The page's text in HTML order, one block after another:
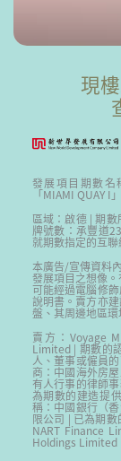
現
發展項目期數名
「MIAMI QUAY I
區域：啟德 | 期
牌號數：承豐道
就期數指定的互
本廣告/宣傳資料
發展項目之想像
可能經過電腦修
說明書。賣方亦
盤、其周邊地區
賣方：Voyage
Limited | 期數的
人、董事或僱員
商：中國海外房
有人行事的律師
為期數的建造提
稱：中國銀行（
限公司 | 已為期
NART Finance
Holdings Limited |